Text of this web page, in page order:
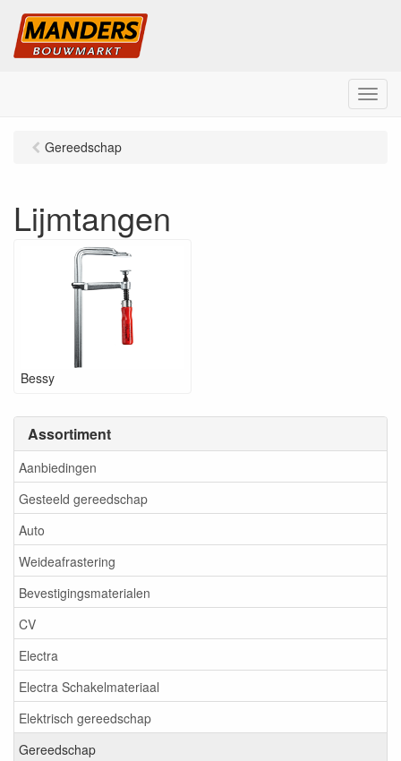
M
e
Assortiment
Aanbiedingen
Gesteeld gereedschap
Auto
Weideafrastering
Bevestigingsmaterialen
CV
Electra
Electra Schakelmateriaal
Elektrisch gereedschap
Gereedschap
Gereedschap
Lijmtangen
Bessy